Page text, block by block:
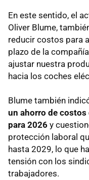
En este sentido, el
Oliver Blume,
reducir costos para
plazo de la
ajustar nuestra
hacia los coches
Blume también
un ahorro de
para 2026 y
protección laboral
hasta 2029, lo que
tensión con los
trabajadores.